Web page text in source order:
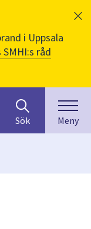
i Uppsala
SMHI:s råd
efter
innehåll
Sök Meny